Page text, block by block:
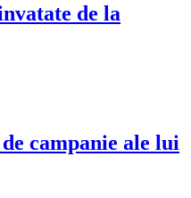
de la
campanie ale lui